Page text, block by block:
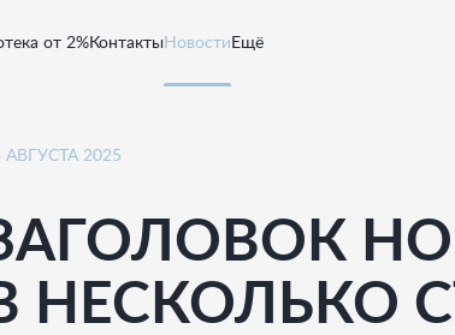
от 2%КонтактыНовости Ещё
АВГУСТА 2025
НЕСКОЛЬКО